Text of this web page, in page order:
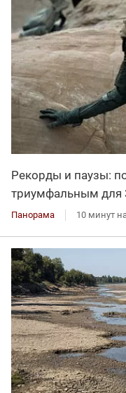
Рекорды и паузы:
триумфальным для
Панорама 10 минут